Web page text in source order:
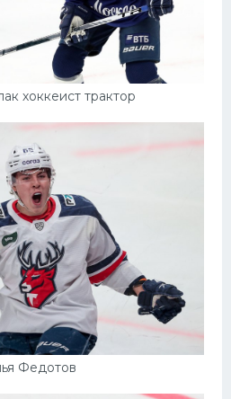
хоккеист трактор
Федотов